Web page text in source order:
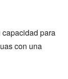
para
con una